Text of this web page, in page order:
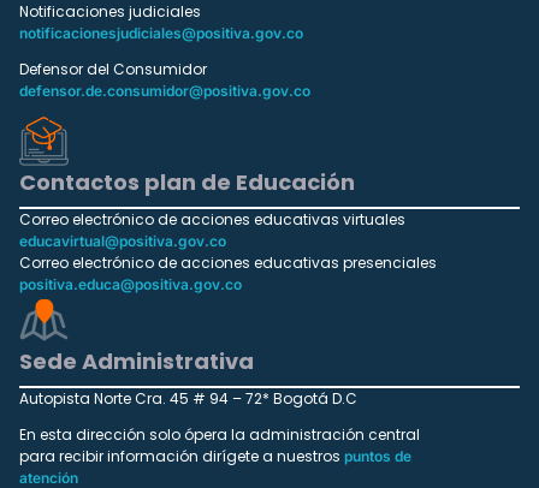
Notificaciones judiciales
notificacionesjudiciales@positiva.gov.co
Defensor del Consumidor
defensor.de.consumidor@positiva.gov.co
Contactos plan de Educación
Correo electrónico de acciones educativas virtuales
educavirtual@positiva.gov.co
Correo electrónico de acciones educativas presenciales
positiva.educa@positiva.gov.co
Sede Administrativa
Autopista Norte Cra. 45 # 94 – 72* Bogotá D.C
En esta dirección solo ópera la administración central
para recibir información dirígete a nuestros puntos de
atención